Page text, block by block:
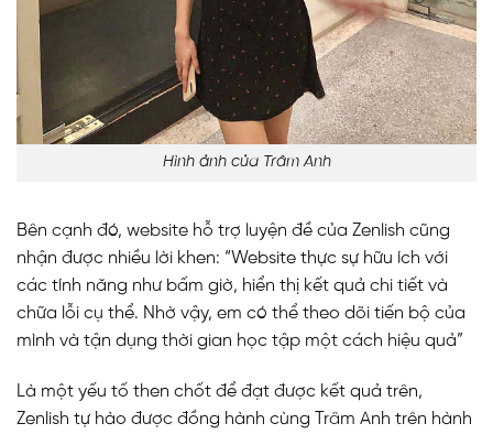
Hình ảnh của Trâm Anh
Bên cạnh đó, website hỗ trợ luyện đề của Zenlish cũng
nhận được nhiều lời khen: “Website thực sự hữu ích với
các tính năng như bấm giờ, hiển thị kết quả chi tiết và
chữa lỗi cụ thể. Nhờ vậy, em có thể theo dõi tiến bộ của
mình và tận dụng thời gian học tập một cách hiệu quả”
Là một yếu tố then chốt để đạt được kết quả trên,
Zenlish tự hào được đồng hành cùng Trâm Anh trên hành